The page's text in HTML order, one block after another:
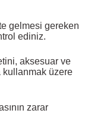
gelmesi gereken
ediniz.
aksesuar ve
kullanmak üzere
zarar